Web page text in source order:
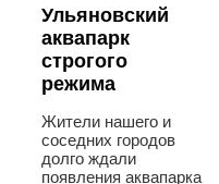
Ульяновский
аквапарк
строгого
режима
Жители нашего и
соседних городов
долго ждали
появления аквапарка